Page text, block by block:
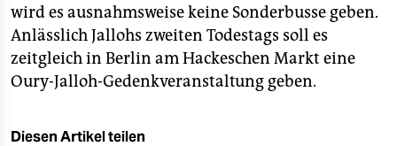
wird es ausnahmsweise keine Sonderbusse geben.
Anlässlich Jallohs zweiten Todestags soll es
zeitgleich in Berlin am Hackeschen Markt eine
Oury-Jalloh-Gedenkveranstaltung geben.
Diesen Artikel teilen